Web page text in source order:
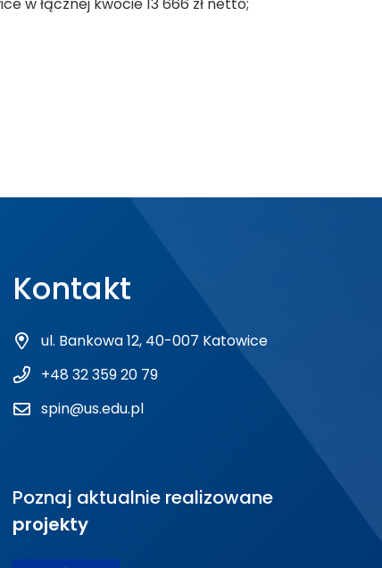
Kontakt
ul. Bankowa 12, 40-007 Katowice
+48 32 359 20 79
spin@us.edu.pl
Poznaj aktualnie realizowane
projekty